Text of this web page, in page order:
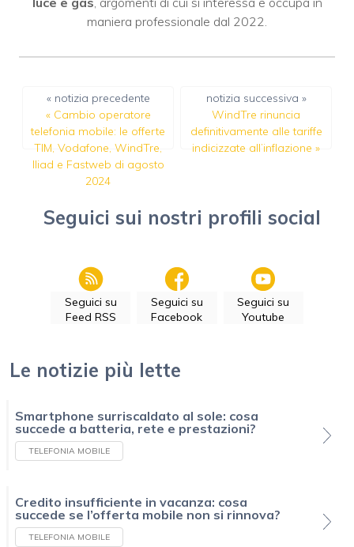
maniera professionale dal 2022.
« notizia precedente
« Cambio operatore
telefonia mobile: le offerte
TIM, Vodafone, WindTre,
Iliad e Fastweb di agosto
2024
notizia successiva »
WindTre rinuncia
definitivamente alle tariffe
indicizzate all’inflazione »
Seguici sui nostri profili social
Seguici su
Feed RSS
Seguici su
Facebook
Seguici su
Youtube
Le notizie più lette
Smartphone surriscaldato al sole: cosa
succede a batteria, rete e prestazioni?
TELEFONIA MOBILE
Credito insufficiente in vacanza: cosa
succede se l’offerta mobile non si rinnova?
TELEFONIA MOBILE